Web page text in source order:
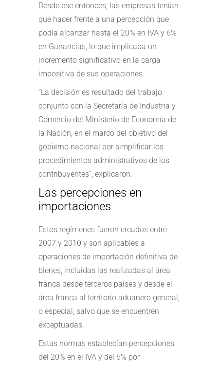
Desde ese entonces, las empresas tenían
que hacer frente a una percepción que
podía alcanzar hasta el 20% en IVA y 6%
en Ganancias, lo que implicaba un
incremento significativo en la carga
impositiva de sus operaciones.
“La decisión es resultado del trabajo
conjunto con la Secretaría de Industria y
Comercio del Ministerio de Economía de
la Nación, en el marco del objetivo del
gobierno nacional por simplificar los
procedimientos administrativos de los
contribuyentes”, explicaron.
Las percepciones en
importaciones
Estos regímenes fueron creados entre
2007 y 2010 y son aplicables a
operaciones de importación definitiva de
bienes, incluidas las realizadas al área
franca desde terceros países y desde el
área franca al territorio aduanero general,
o especial, salvo que se encuentren
exceptuadas.
Estas normas establecían percepciones
del 20% en el IVA y del 6% por